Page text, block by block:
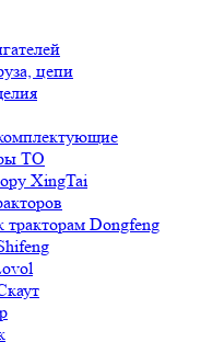
цепи
ТО
XingTai
тракторам Dongfeng